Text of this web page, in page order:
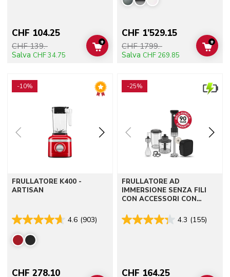
CHF 104.25
CHF 139.-
Salva CHF 34.75
ADD TO CART
+
CHF 1’529.15
CHF 1799.-
Salva CHF 269.85
ADD
+
-10%
FRULLATORE K400 -
ARTISAN
4.6 (903)
CHF 278.10
-25%
FRULLATORE AD
IMMERSIONE SENZA FILI
CON ACCESSORI CON
GO
4.3 (155)
CHF 164.25